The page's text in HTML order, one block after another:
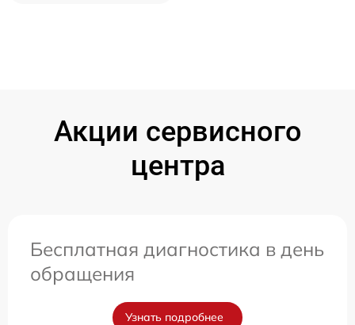
Акции сервисного
центра
Бесплатная диагностика в день
обращения
Узнать подробнее